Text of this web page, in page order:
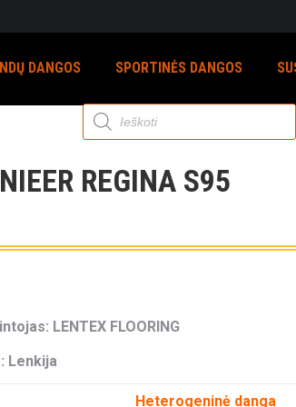
DANGOS SPORTINĖS DANGOS
Products
search
REGINA S95
LENTEX FLOORING
Lenkija
Heterogeninė danga